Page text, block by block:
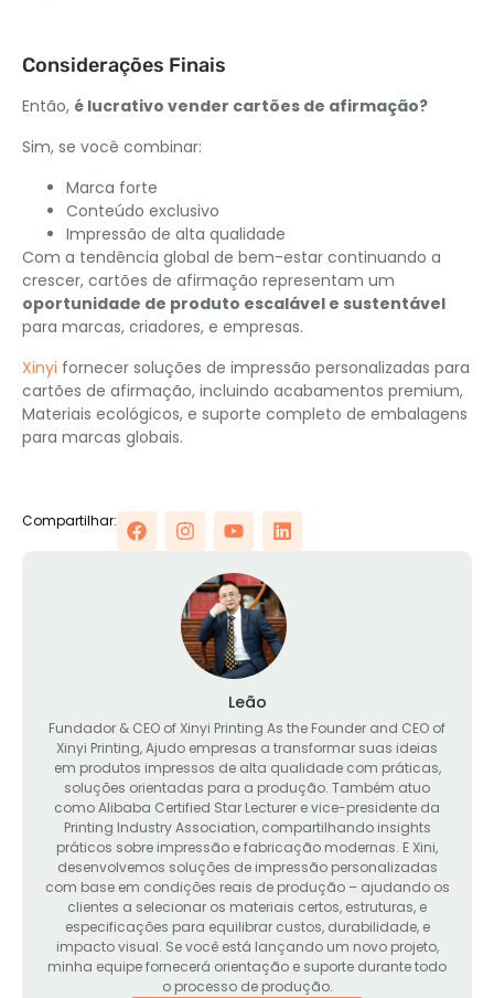
Considerações Finais
Então, é lucrativo vender cartões de afirmação?
Sim, se você combinar:
Marca forte
Conteúdo exclusivo
Impressão de alta qualidade
Com a tendência global de bem-estar continuando a
crescer, cartões de afirmação representam um
oportunidade de produto escalável e sustentável
para marcas, criadores, e empresas.
Xinyi fornecer soluções de impressão personalizadas para
cartões de afirmação, incluindo acabamentos premium,
Materiais ecológicos, e suporte completo de embalagens
para marcas globais.
Compartilhar:
Leão
Fundador & CEO of Xinyi Printing As the Founder and CEO of
Xinyi Printing, Ajudo empresas a transformar suas ideias
em produtos impressos de alta qualidade com práticas,
soluções orientadas para a produção. Também atuo
como Alibaba Certified Star Lecturer e vice-presidente da
Printing Industry Association, compartilhando insights
práticos sobre impressão e fabricação modernas. E Xini,
desenvolvemos soluções de impressão personalizadas
com base em condições reais de produção – ajudando os
clientes a selecionar os materiais certos, estruturas, e
especificações para equilibrar custos, durabilidade, e
impacto visual. Se você está lançando um novo projeto,
minha equipe fornecerá orientação e suporte durante todo
o processo de produção.